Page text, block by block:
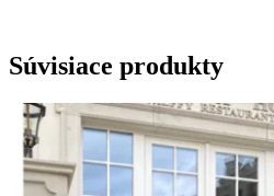
Súvisiace produkty